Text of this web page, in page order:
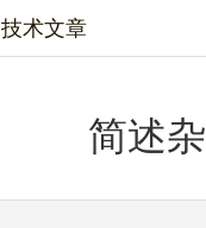
技术文章
简述